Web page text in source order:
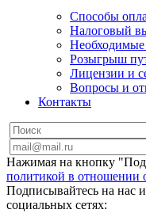
Способы
Налоговый
Розыгрыш
Лицензии и
Вопросы и
Контакты
Нажимая на кнопку
политикой в отношении
Подписывайтесь на нас
социальных сетях: